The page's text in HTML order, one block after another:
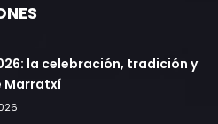
la celebración, tradición y
Marratxí